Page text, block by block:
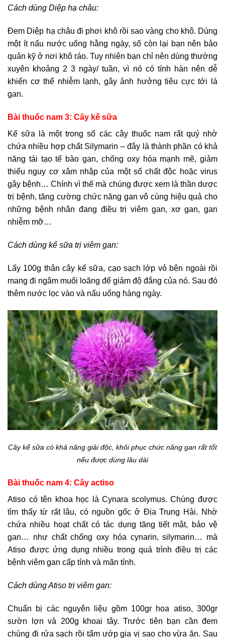
Cách dùng Diệp hạ châu:
Đem Diệp hạ châu đi phơi khô rồi sao vàng cho khô. Dùng
một ít nấu nước uống hằng ngày, số còn lại bạn nên bảo
quản kỹ ở nơi khô ráo. Tuy nhiên bạn chỉ nên dùng thường
xuyên khoảng 2 3 ngày/ tuần, vì nó có tính hàn nên dễ
khiến cơ thể nhiễm lạnh, gây ảnh hưởng tiêu cực tới lá
gan.
Bài thuốc nam 3: Cây kế sữa
Kế sữa là một trong số các cây thuốc nam rất quý nhờ
chứa nhiều hợp chất Silymarin – đây là thành phần có khả
năng tái tạo tế bào gan, chống oxy hóa mạnh mẽ, giảm
thiểu nguy cơ xâm nhập của một số chất độc hoặc virus
gây bệnh… Chính vì thế mà chúng được xem là thần dược
trị bệnh, tăng cường chức năng gan vô cùng hiệu quả cho
những bệnh nhân đang điều trị viêm gan, xơ gan, gan
nhiễm mỡ…
Cách dùng kế sữa trị viêm gan:
Lấy 100g thân cây kế sữa, cạo sạch lớp vỏ bên ngoài rồi
mang đi ngâm muối loãng để giảm độ đắng của nó. Sau đó
thêm nước lọc vào và nấu uống hàng ngày.
Cây kế sữa có khả năng giải độc, khôi phục chức năng gan rất tốt
nếu được dùng lâu dài
Bài thuốc nam 4: Cây actiso
Atiso có tên khoa học là Cynara scolymus. Chúng được
tìm thấy từ rất lâu, có nguồn gốc ở Địa Trung Hải. Nhờ
chứa nhiều hoạt chất có tác dụng tăng tiết mật, bảo vệ
gan… như chất chống oxy hóa cynarin, silymarin… mà
Atiso được ứng dụng nhiều trong quá trình điều trị các
bệnh viêm gan cấp tính và mãn tính.
Cách dùng Atiso trị viêm gan:
Chuẩn bị các nguyên liệu gồm 100gr hoa atiso, 300gr
sườn lợn và 200g khoai tây. Trước tiên bạn cần đem
chúng đi rửa sạch rồi tẩm ướp gia vị sao cho vừa ăn. Sau